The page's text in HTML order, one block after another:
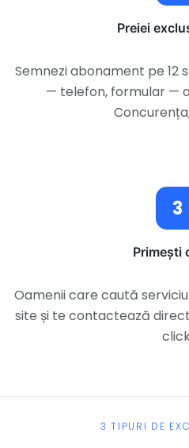
Preiei
Semnezi abonament pe 12
— telefon, formular —
3
Primești
Oamenii care caută
site și te contactează
3 TIPURI DE